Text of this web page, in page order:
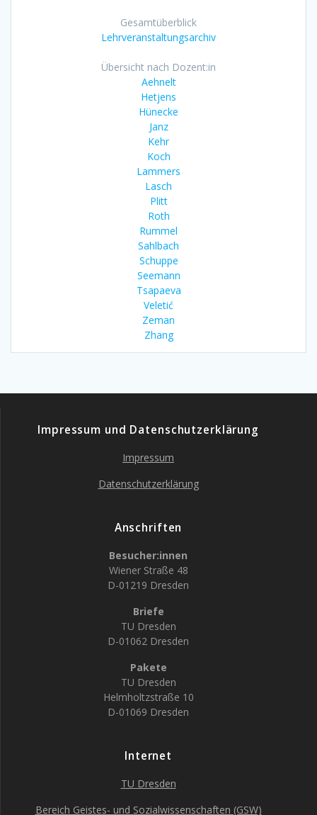
Gesamtüberblick
Lehrveranstaltungsarchiv
Übersicht nach Dozent:in
Aehnelt
Hetjens
Hünecke
Janz
Kehr
Koch
Lammers
Lasch
Plitt
Roth
Rummel
Sahlbach
Schuppe
Seemann
Tsapaeva
Veletić
Zeman
Zhang
Impressum und Datenschutzerklärung
Impressum
Datenschutzerklärung
Anschriften
Besucher:innen
Wiener Straße 48
D-01219 Dresden
Briefe
TU Dresden
D-01062 Dresden
Pakete
TU Dresden
Helmholtzstraße 10
D-01069 Dresden
Internet
TU Dresden
Bereich Geistes- und Sozialwissenschaften (GSW)